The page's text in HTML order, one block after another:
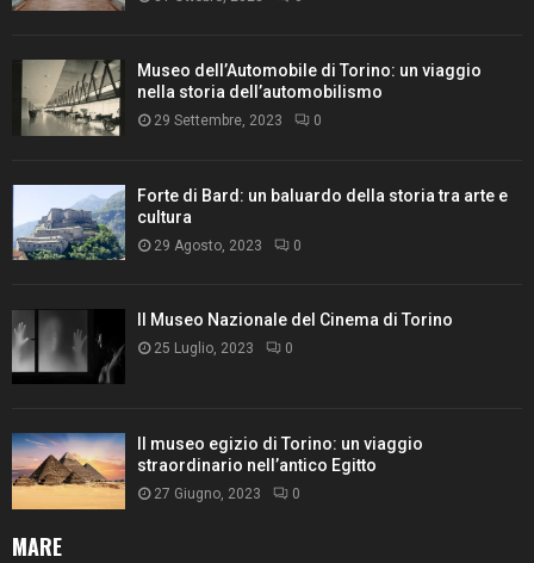
Museo dell’Automobile di Torino: un viaggio
nella storia dell’automobilismo
29 Settembre, 2023 0
Forte di Bard: un baluardo della storia tra arte e
cultura
29 Agosto, 2023 0
Il Museo Nazionale del Cinema di Torino
25 Luglio, 2023 0
Il museo egizio di Torino: un viaggio
straordinario nell’antico Egitto
27 Giugno, 2023 0
MARE